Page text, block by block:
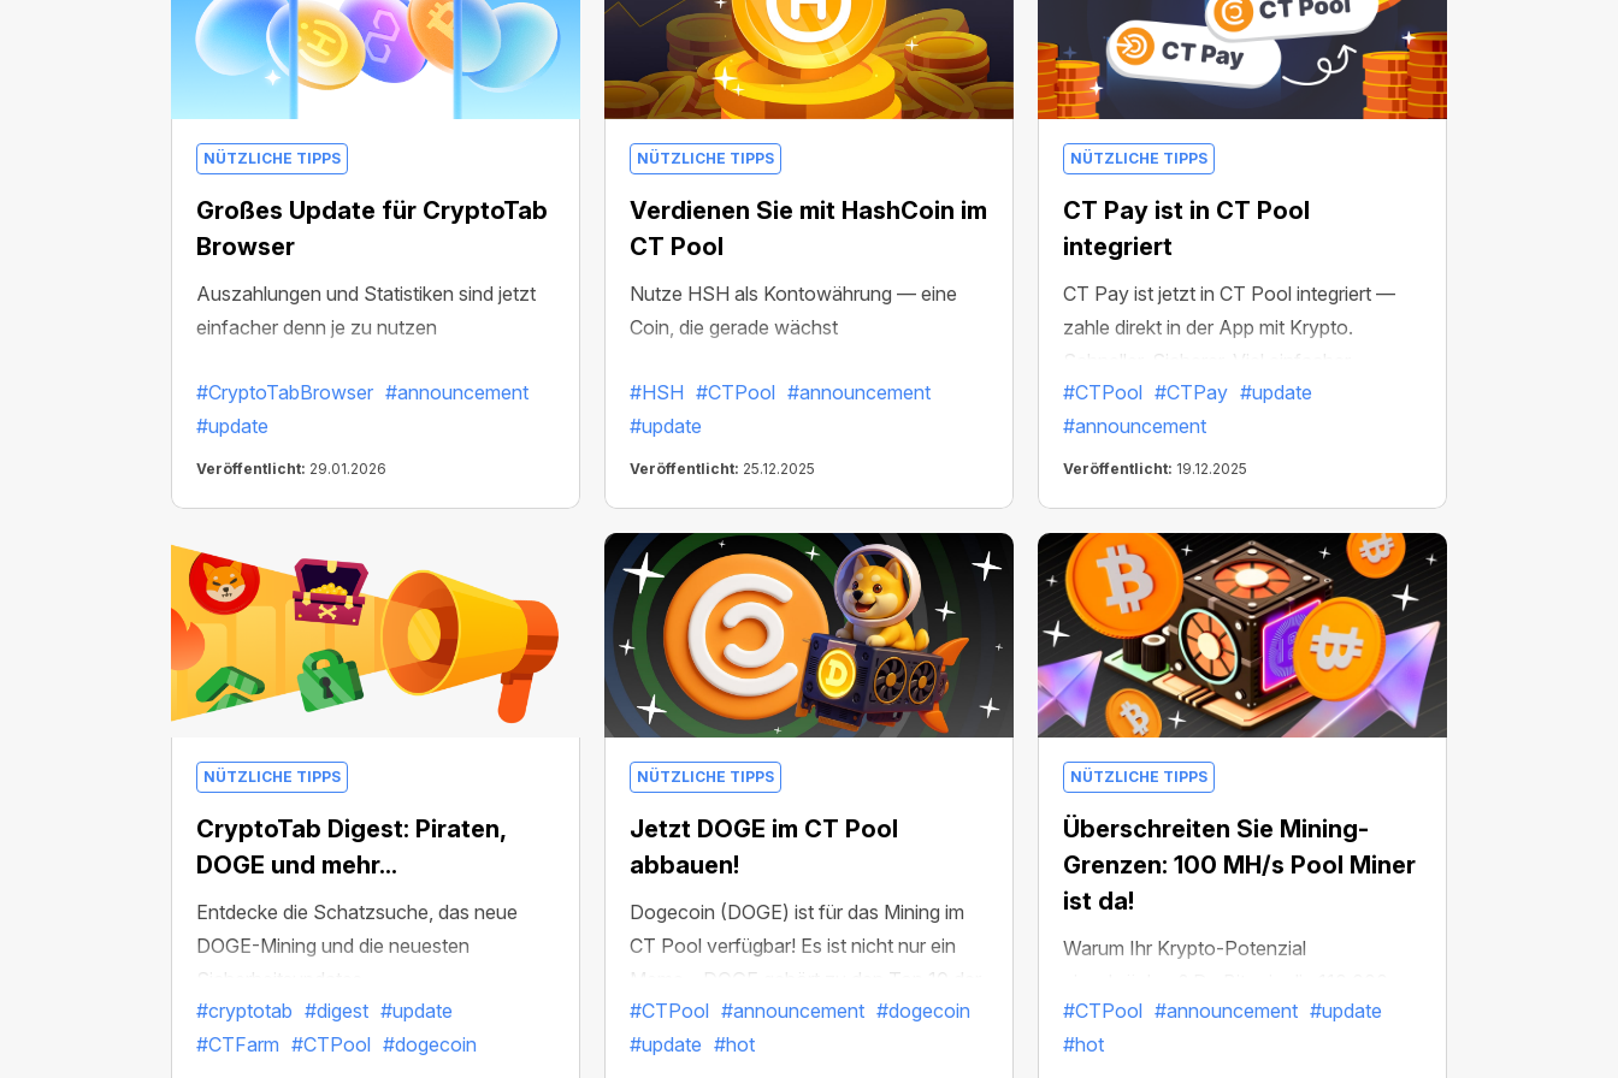
NÜTZLICHE TIPPS
Großes Update für CryptoTab
Browser
Auszahlungen und Statistiken sind jetzt
einfacher denn je zu nutzen
#CryptoTabBrowser #announcement
#update
Veröffentlicht: 29.01.2026
NÜTZLICHE TIPPS
Verdienen Sie mit HashCoin im
CT Pool
Nutze HSH als Kontowährung — eine
Coin, die gerade wächst
#HSH #CTPool #announcement
#update
Veröffentlicht: 25.12.2025
NÜTZLICHE TIPPS
CT Pay ist in CT Pool
integriert
CT Pay ist jetzt in CT Pool integriert —
zahle direkt in der App mit Krypto.
Schneller. Sicherer. Viel einfacher.
#CTPool #CTPay #update
#announcement
Veröffentlicht: 19.12.2025
NÜTZLICHE TIPPS
CryptoTab Digest: Piraten,
DOGE und mehr...
Entdecke die Schatzsuche, das neue
DOGE-Mining und die neuesten
Sicherheitsupdates
#cryptotab #digest #update
#CTFarm #CTPool #dogecoin
NÜTZLICHE TIPPS
Jetzt DOGE im CT Pool
abbauen!
Dogecoin (DOGE) ist für das Mining im
CT Pool verfügbar! Es ist nicht nur ein
Meme – DOGE gehört zu den Top 10 der
Kryptowährungen nach
Marktkapitalisierung. Mit einer riesigen
#CTPool #announcement #dogecoin
#update #hot
NÜTZLICHE TIPPS
Überschreiten Sie Mining-
Grenzen: 100 MH/s Pool Miner
ist da!
Warum Ihr Krypto-Potenzial
Dollar-Marke durchbrochen hat, ist es
jetzt an der Zeit, Ihre Gewinne zu steigern
#CTPool #announcement #update
#hot